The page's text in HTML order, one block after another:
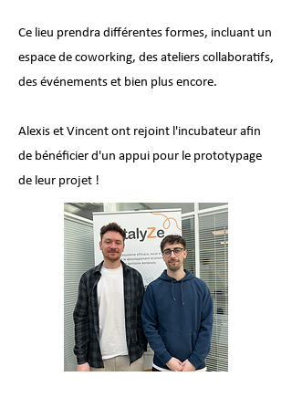
Ce lieu prendra différentes formes, incluant un
espace de coworking, des ateliers collaboratifs,
des événements et bien plus encore.
Alexis et Vincent ont rejoint l'incubateur afin
de bénéficier d'un appui pour le prototypage
de leur projet !